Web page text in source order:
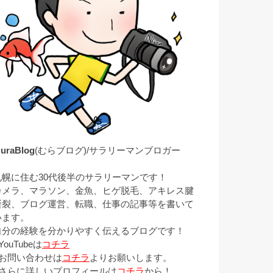
(むらブログ)/サラリーマンブロガー
幌に住む30代後半のサラリーマンです！
メラ、マラソン、金魚、ヒゲ脱毛、アキレス腱
裂、ブログ運営、転職、仕事の記事等を書いて
す。
分の経験を分かりやすく伝えるブログです！
はコチラ
問い合わせはコチラ よりお願いします。